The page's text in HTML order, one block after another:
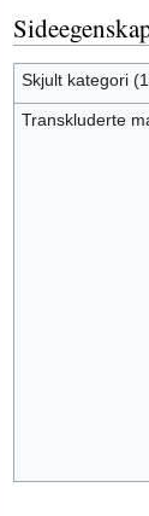
Skjult kategori
Transkluderte